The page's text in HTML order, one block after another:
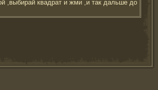
,выбирай квадрат и жми ,и так дальше до